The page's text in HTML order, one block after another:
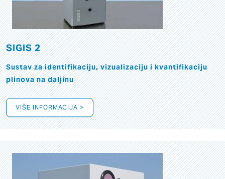
SIGIS 2
Sustav za identifikaciju, vizualizaciju i kvantifikaciju
plinova na daljinu
VIŠE INFORMACIJA >